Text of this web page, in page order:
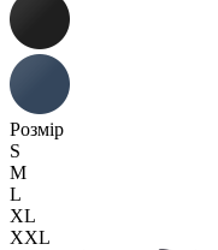
Розмір
S
M
L
XL
XXL